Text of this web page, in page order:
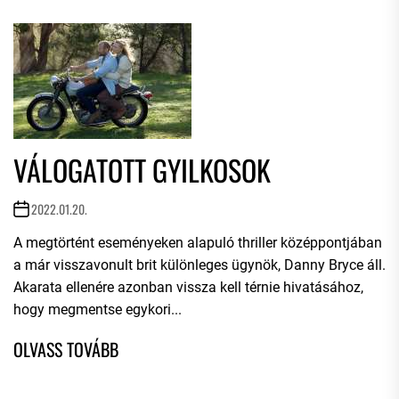
VÁLOGATOTT GYILKOSOK
2022.01.20.
A megtörtént eseményeken alapuló thriller középpontjában
a már visszavonult brit különleges ügynök, Danny Bryce áll.
Akarata ellenére azonban vissza kell térnie hivatásához,
hogy megmentse egykori...